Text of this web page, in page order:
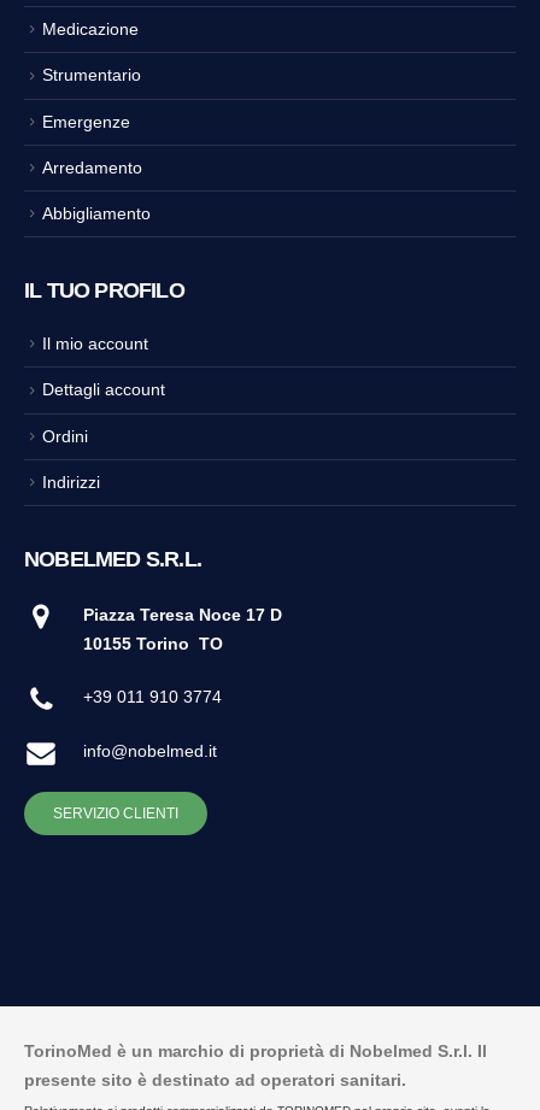
Medicazione
Strumentario
Emergenze
Arredamento
Abbigliamento
IL TUO PROFILO
Il mio account
Dettagli account
Ordini
Indirizzi
NOBELMED S.R.L.
Piazza Teresa Noce 17 D
10155 Torino TO
+39 011 910 3774
info@nobelmed.it
SERVIZIO CLIENTI
TorinoMed è un marchio di proprietà di Nobelmed S.r.l. Il
presente sito è destinato ad operatori sanitari.